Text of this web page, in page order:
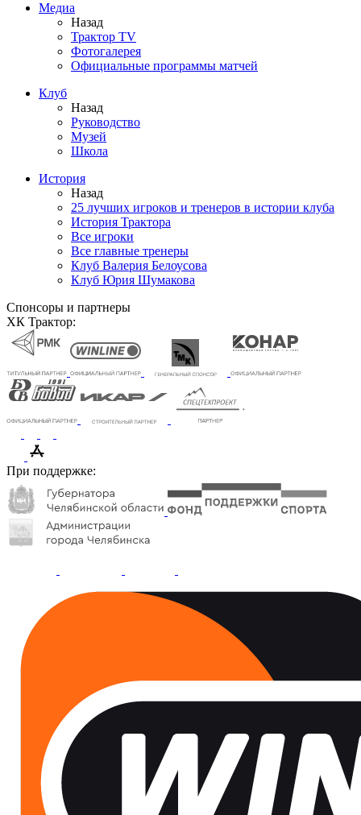
Медиа
Назад
Трактор TV
Фотогалерея
Официальные программы матчей
Клуб
Назад
Руководство
Музей
Школа
История
Назад
25 лучших игроков и тренеров в истории клуба
История Трактора
Все игроки
Все главные тренеры
Клуб Валерия Белоусова
Клуб Юрия Шумакова
Спонсоры и партнеры
ХК Трактор:
При поддержке: